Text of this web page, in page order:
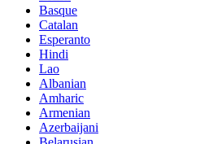
Basque
Catalan
Esperanto
Hindi
Lao
Albanian
Amharic
Armenian
Azerbaijani